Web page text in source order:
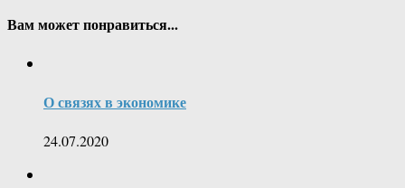
Вам может понравиться...
О связях в экономике
24.07.2020